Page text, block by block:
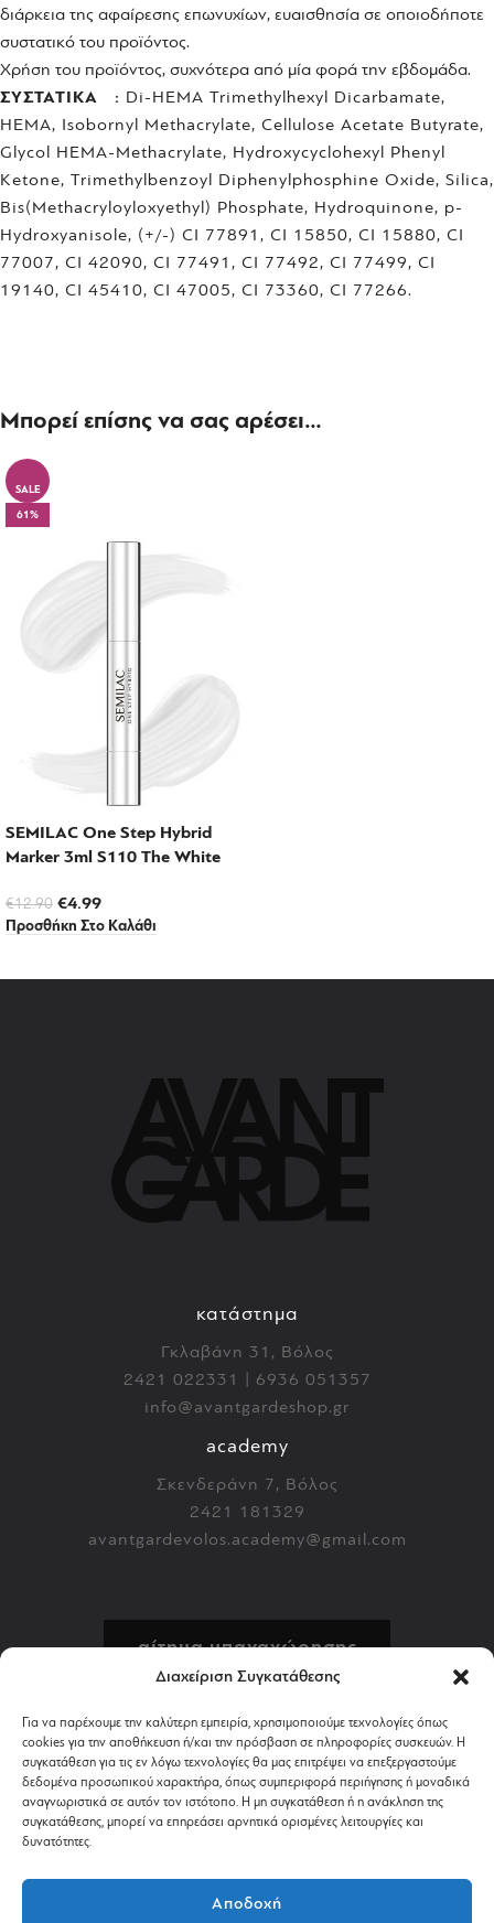
Διαχείριση Συγκατάθεσης
Για να παρέχουμε την καλύτερη εμπειρία, χρησιμοποιούμε τεχνολογίες όπως
cookies για την αποθήκευση ή/και την πρόσβαση σε πληροφορίες συσκευών. Η
συγκατάθεση για τις εν λόγω τεχνολογίες θα μας επιτρέψει να επεξεργαστούμε
δεδομένα προσωπικού χαρακτήρα, όπως συμπεριφορά περιήγησης ή μοναδικά
αναγνωριστικά σε αυτόν τον ιστότοπο. Η μη συγκατάθεση ή η ανάκληση της
συγκατάθεσης, μπορεί να επηρεάσει αρνητικά ορισμένες λειτουργίες και
δυνατότητες.
Αποδοχή
διάρκεια της αφαίρεσης επωνυχίων, ευαισθησία σε οποιοδήποτε
συστατικό του προϊόντος.
Χρήση του προϊόντος, συχνότερα από μία φορά την εβδομάδα.
ΣΥΣΤΑΤΙΚΑ : Di-HEMA Trimethylhexyl Dicarbamate,
HEMA, Isobornyl Methacrylate, Cellulose Acetate Butyrate,
Glycol HEMA-Methacrylate, Hydroxycyclohexyl Phenyl
Ketone, Trimethylbenzoyl Diphenylphosphine Oxide, Silica,
Bis(Methacryloyloxyethyl) Phosphate, Hydroquinone, p-
Hydroxyanisole, (+/-) CI 77891, CI 15850, CI 15880, CI
77007, CI 42090, CI 77491, CI 77492, CI 77499, CI
19140, CI 45410, CI 47005, CI 73360, CI 77266.
Μπορεί επίσης να σας αρέσει…
SALE
61%
SEMILAC One Step Hybrid
Marker 3ml S110 The White
€12.90 €4.99
Προσθήκη Στο Καλάθι
κατάστημα
Γκλαβάνη 31, Βόλος
2421 022331 | 6936 051357
info@avantgardeshop.gr
academy
Σκενδεράνη 7, Βόλος
2421 181329
avantgardevolos.academy@gmail.com
αίτημα υπαναχώρησης
αποστολή & πληρωμή
όροι χρήσης